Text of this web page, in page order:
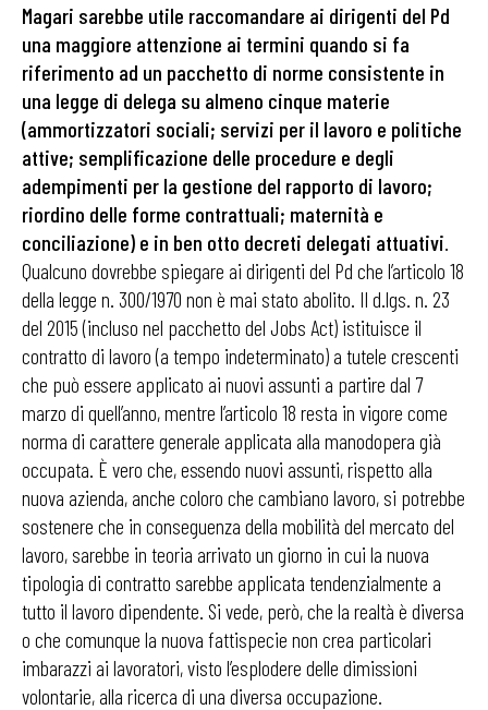
Magari sarebbe utile raccomandare ai dirigenti del Pd
una maggiore attenzione ai termini quando si fa
riferimento ad un pacchetto di norme consistente in
una legge di delega su almeno cinque materie
(ammortizzatori sociali; servizi per il lavoro e politiche
attive; semplificazione delle procedure e degli
adempimenti per la gestione del rapporto di lavoro;
riordino delle forme contrattuali; maternità e
conciliazione) e in ben otto decreti delegati attuativi
Qualcuno dovrebbe spiegare ai dirigenti del Pd che l’articolo 18
della legge n. 300/1970 non è mai stato abolito. Il d.lgs. n. 23
del 2015 (incluso nel pacchetto del Jobs Act) istituisce il
contratto di lavoro (a tempo indeterminato) a tutele crescenti
che può essere applicato ai nuovi assunti a partire dal 7
marzo di quell’anno, mentre l’articolo 18 resta in vigore come
norma di carattere generale applicata alla manodopera già
occupata. È vero che, essendo nuovi assunti, rispetto alla
nuova azienda, anche coloro che cambiano lavoro, si potrebbe
sostenere che in conseguenza della mobilità del mercato del
lavoro, sarebbe in teoria arrivato un giorno in cui la nuova
tipologia di contratto sarebbe applicata tendenzialmente a
tutto il lavoro dipendente. Si vede, però, che la realtà è diversa
o che comunque la nuova fattispecie non crea particolari
imbarazzi ai lavoratori, visto l’esplodere delle dimissioni
volontarie, alla ricerca di una diversa occupazione.